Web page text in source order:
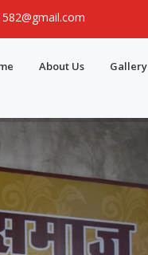
About Us Gallery